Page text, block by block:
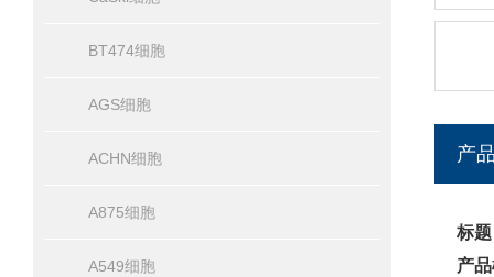
BT474细胞
AGS细胞
ACHN细胞
A875细胞
A549细胞
产
标
产